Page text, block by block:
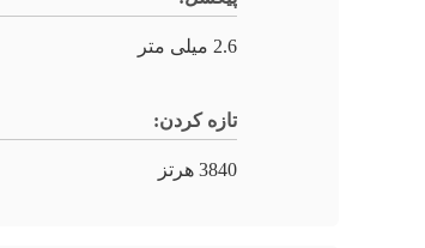
2.6 میلی متر
تازه کردن:
3840 هرتز